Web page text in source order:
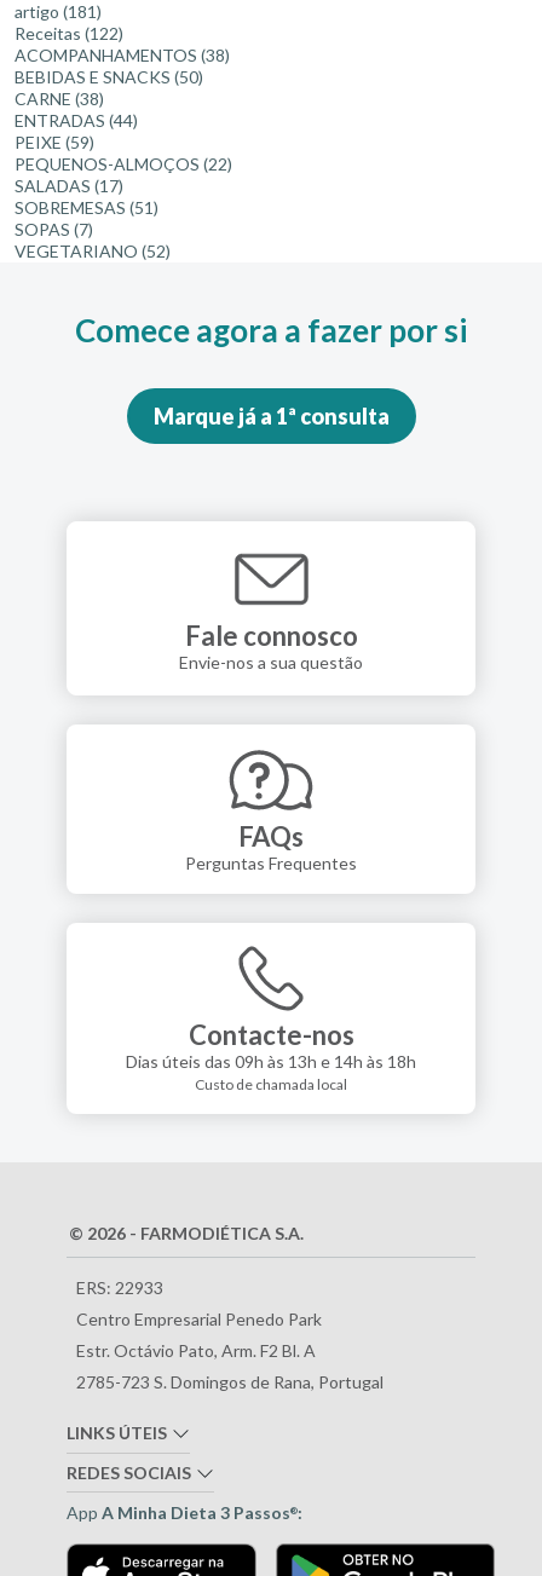
artigo (181)
Receitas (122)
ACOMPANHAMENTOS (38)
BEBIDAS E SNACKS (50)
CARNE (38)
ENTRADAS (44)
PEIXE (59)
PEQUENOS-ALMOÇOS (22)
SALADAS (17)
SOBREMESAS (51)
SOPAS (7)
VEGETARIANO (52)
Comece agora a fazer por si
Marque já a 1ª consulta
Fale connosco
Envie-nos a sua questão
FAQs
Perguntas Frequentes
Contacte-nos
Dias úteis das 09h às 13h e 14h às 18h
Custo de chamada local
© 2026 - FARMODIÉTICA S.A.
ERS: 22933
Centro Empresarial Penedo Park
Estr. Octávio Pato, Arm. F2 Bl. A
2785-723 S. Domingos de Rana, Portugal
LINKS ÚTEIS
REDES SOCIAIS
App A Minha Dieta 3 Passos®: